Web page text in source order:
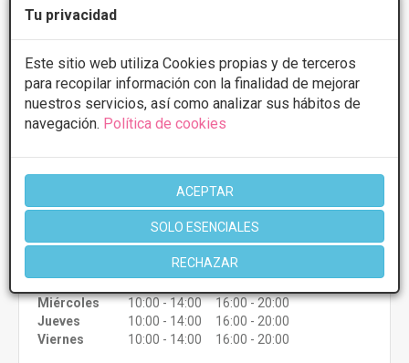
Tu privacidad
Este sitio web utiliza Cookies propias y de terceros
para recopilar información con la finalidad de mejorar
nuestros servicios, así como analizar sus hábitos de
navegación. Política de cookies
ACEPTAR
SOLO ESENCIALES
RECHAZAR
CLINICAS LICEA
5 10 Opiniones
Joan Guell 45, Barcelona VER MAPA
Presupuestos con5% de descuento *
CONSULTAR/CITA/PRESUPUESTO
10:00 - 14:00 16:00 - 20:00
Miércoles
10:00 - 14:00 16:00 - 20:00
Jueves
10:00 - 14:00 16:00 - 20:00
Viernes
10:00 - 14:00 16:00 - 20:00